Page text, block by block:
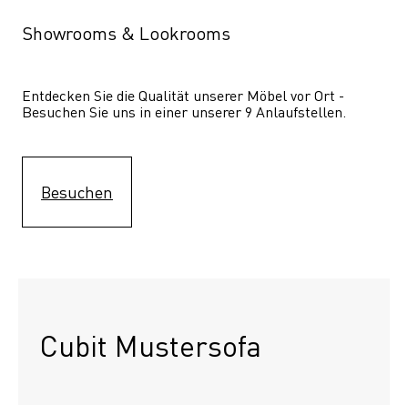
Showrooms & Lookrooms
Entdecken Sie die Qualität unserer Möbel vor Ort -
Besuchen Sie uns in einer unserer 9 Anlaufstellen.
Besuchen
Cubit Mustersofa